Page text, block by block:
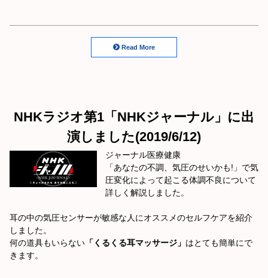
Read More
NHKラジオ第1「NHKジャーナル」に出
演しました(2019/6/12)
ジャーナル医療健康
「あなたの不調、気圧のせいかも!」で気
圧変化によって起こる体調不良について
詳しく解説しました。
耳の中の気圧センサーが敏感な人にオススメのセルフケアを紹介
しました。
何の道具もいらない 「くるくる耳マッサージ」 はとても簡単にで
きます。